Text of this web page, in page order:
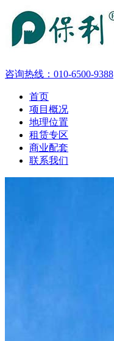
咨询热线： 010-6500-9388
首页
项目概况
地理位置
租赁专区
商业配套
联系我们